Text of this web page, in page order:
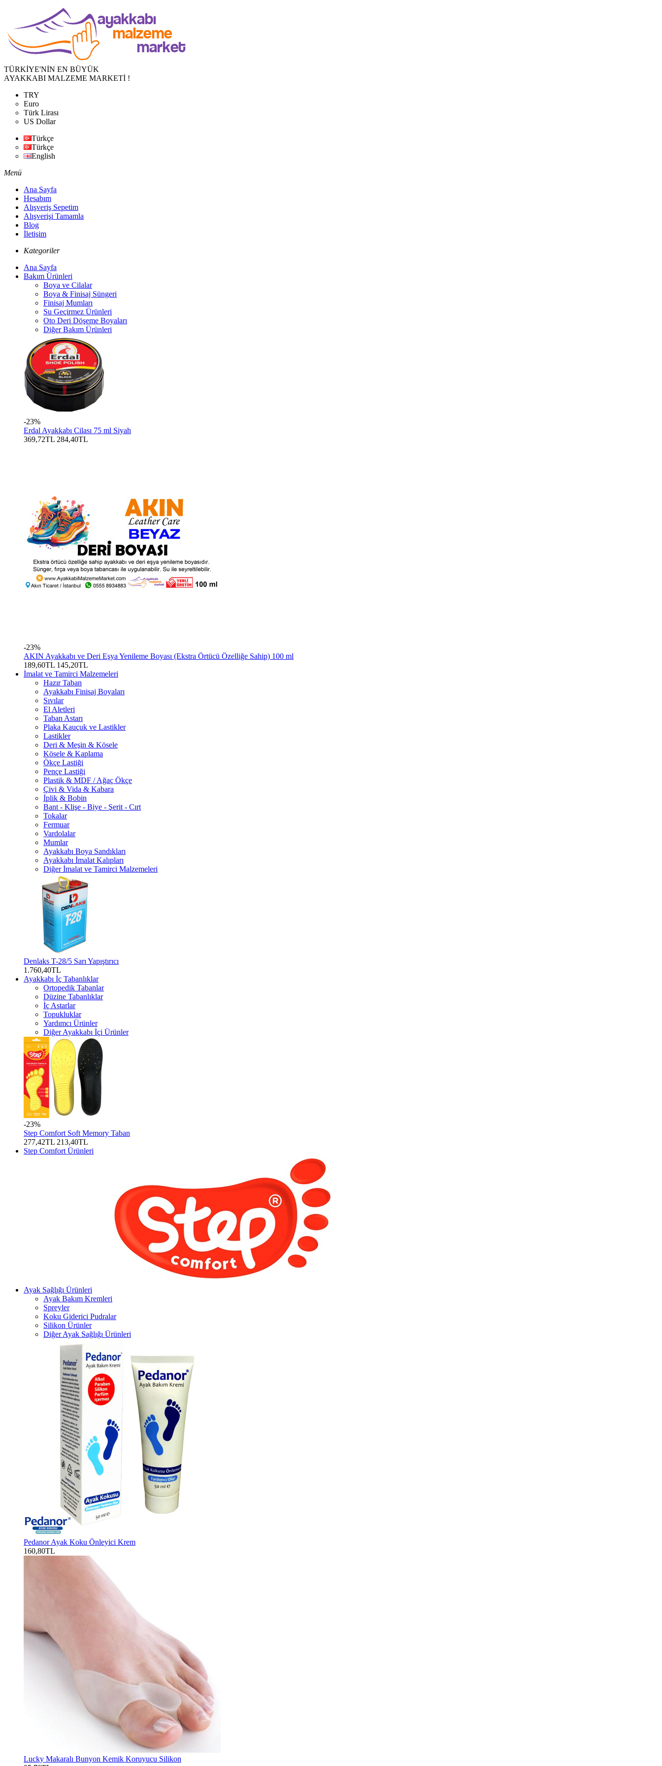
TÜRKİYE'NİN EN BÜYÜK
AYAKKABI MALZEME MARKETİ !
TRY
Euro
Türk Lirası
US Dollar
Türkçe
Türkçe
English
Menü
Ana Sayfa
Hesabım
Alışveriş Sepetim
Alışverişi Tamamla
Blog
İletişim
Kategoriler
Ana Sayfa
Bakım Ürünleri
Boya ve Cilalar
Boya & Finisaj Süngeri
Finisaj Mumları
Su Geçirmez Ürünleri
Oto Deri Döşeme Boyaları
Diğer Bakım Ürünleri
-23%
Erdal Ayakkabı Cilası 75 ml Siyah
369,72TL 284,40TL
-23%
AKIN Ayakkabı ve Deri Eşya Yenileme Boyası (Ekstra Örtücü Özelliğe Sahip) 100 ml
189,60TL 145,20TL
İmalat ve Tamirci Malzemeleri
Hazır Taban
Ayakkabı Finisaj Boyaları
Sıvılar
El Aletleri
Taban Astarı
Plaka Kauçuk ve Lastikler
Lastikler
Deri & Meşin & Kösele
Kösele & Kaplama
Ökçe Lastiği
Pençe Lastiği
Plastik & MDF / Ağaç Ökçe
Çivi & Vida & Kabara
İplik & Bobin
Bant - Klişe - Biye - Şerit - Cırt
Tokalar
Fermuar
Vardolalar
Mumlar
Ayakkabı Boya Sandıkları
Ayakkabı İmalat Kalıpları
Diğer İmalat ve Tamirci Malzemeleri
Denlaks T-28/5 Sarı Yapıştırıcı
1.760,40TL
Ayakkabı İç Tabanlıklar
Ortopedik Tabanlar
Düzine Tabanlıklar
İç Astarlar
Topukluklar
Yardımcı Ürünler
Diğer Ayakkabı İçi Ürünler
-23%
Step Comfort Soft Memory Taban
277,42TL 213,40TL
Step Comfort Ürünleri
Ayak Sağlığı Ürünleri
Ayak Bakım Kremleri
Spreyler
Koku Giderici Pudralar
Silikon Ürünler
Diğer Ayak Sağlığı Ürünleri
Pedanor Ayak Koku Önleyici Krem
160,80TL
Lucky Makaralı Bunyon Kemik Koruyucu Silikon